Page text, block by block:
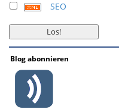
SEO
Blog abonnieren